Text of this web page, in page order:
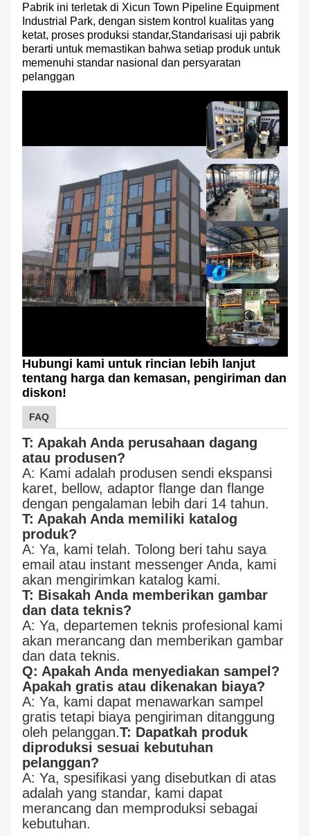
Pabrik ini terletak di Xicun Town Pipeline Equipment
Industrial Park, dengan sistem kontrol kualitas yang
ketat, proses produksi standar,Standarisasi uji pabrik
berarti untuk memastikan bahwa setiap produk untuk
memenuhi standar nasional dan persyaratan
pelanggan
Hubungi kami untuk rincian lebih lanjut
tentang harga dan kemasan, pengiriman dan
diskon!
FAQ
T: Apakah Anda perusahaan dagang
atau produsen?
A: Kami adalah produsen sendi ekspansi
karet, bellow, adaptor flange dan flange
dengan pengalaman lebih dari 14 tahun.
T: Apakah Anda memiliki katalog
produk?
A: Ya, kami telah. Tolong beri tahu saya
email atau instant messenger Anda, kami
akan mengirimkan katalog kami.
T: Bisakah Anda memberikan gambar
dan data teknis?
A: Ya, departemen teknis profesional kami
akan merancang dan memberikan gambar
dan data teknis.
Q: Apakah Anda menyediakan sampel?
Apakah gratis atau dikenakan biaya?
A: Ya, kami dapat menawarkan sampel
gratis tetapi biaya pengiriman ditanggung
oleh pelanggan.T: Dapatkah produk
diproduksi sesuai kebutuhan
pelanggan?
A: Ya, spesifikasi yang disebutkan di atas
adalah yang standar, kami dapat
merancang dan memproduksi sebagai
kebutuhan.